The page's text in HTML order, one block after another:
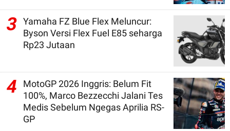
3 Yamaha FZ Blue Flex Meluncur:
Byson Versi Flex Fuel E85 seharga
Rp23 Jutaan
4
MotoGP 2026 Inggris: Belum Fit
100%, Marco Bezzecchi Jalani Tes
Medis Sebelum Ngegas Aprilia RS-
GP